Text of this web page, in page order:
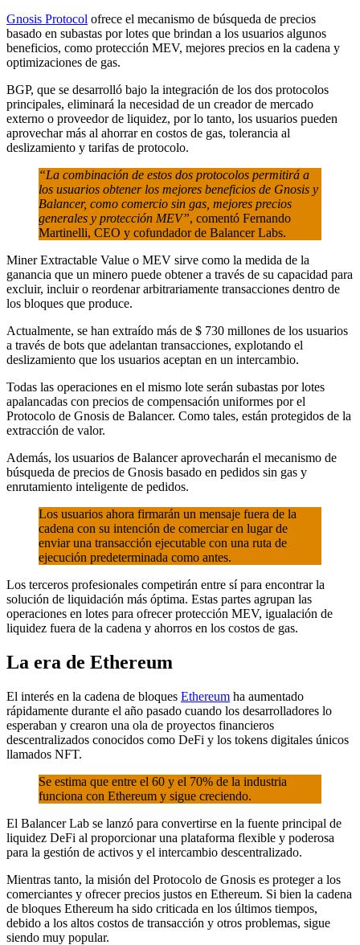
Gnosis Protocol ofrece el mecanismo de búsqueda de precios
basado en subastas por lotes que brindan a los usuarios algunos
beneficios, como protección MEV, mejores precios en la cadena y
optimizaciones de gas.
BGP, que se desarrolló bajo la integración de los dos protocolos
principales, eliminará la necesidad de un creador de mercado
externo o proveedor de liquidez, por lo tanto, los usuarios pueden
aprovechar más al ahorrar en costos de gas, tolerancia al
deslizamiento y tarifas de protocolo.
“La combinación de estos dos protocolos permitirá a
los usuarios obtener los mejores beneficios de Gnosis y
Balancer, como comercio sin gas, mejores precios
generales y protección MEV”, comentó Fernando
Martinelli, CEO y cofundador de Balancer Labs.
Miner Extractable Value o MEV sirve como la medida de la
ganancia que un minero puede obtener a través de su capacidad para
excluir, incluir o reordenar arbitrariamente transacciones dentro de
los bloques que produce.
Actualmente, se han extraído más de $ 730 millones de los usuarios
a través de bots que adelantan transacciones, explotando el
deslizamiento que los usuarios aceptan en un intercambio.
Todas las operaciones en el mismo lote serán subastas por lotes
apalancadas con precios de compensación uniformes por el
Protocolo de Gnosis de Balancer. Como tales, están protegidos de la
extracción de valor.
Además, los usuarios de Balancer aprovecharán el mecanismo de
búsqueda de precios de Gnosis basado en pedidos sin gas y
enrutamiento inteligente de pedidos.
Los usuarios ahora firmarán un mensaje fuera de la
cadena con su intención de comerciar en lugar de
enviar una transacción ejecutable con una ruta de
ejecución predeterminada como antes.
Los terceros profesionales competirán entre sí para encontrar la
solución de liquidación más óptima. Estas partes agrupan las
operaciones en lotes para ofrecer protección MEV, igualación de
liquidez fuera de la cadena y ahorros en los costos de gas.
La era de Ethereum
El interés en la cadena de bloques Ethereum ha aumentado
rápidamente durante el año pasado cuando los desarrolladores lo
esperaban y crearon una ola de proyectos financieros
descentralizados conocidos como DeFi y los tokens digitales únicos
llamados NFT.
Se estima que entre el 60 y el 70% de la industria
funciona con Ethereum y sigue creciendo.
El Balancer Lab se lanzó para convertirse en la fuente principal de
liquidez DeFi al proporcionar una plataforma flexible y poderosa
para la gestión de activos y el intercambio descentralizado.
Mientras tanto, la misión del Protocolo de Gnosis es proteger a los
comerciantes y ofrecer precios justos en Ethereum. Si bien la cadena
de bloques Ethereum ha sido criticada en los últimos tiempos,
debido a los altos costos de transacción y otros problemas, sigue
siendo muy popular.